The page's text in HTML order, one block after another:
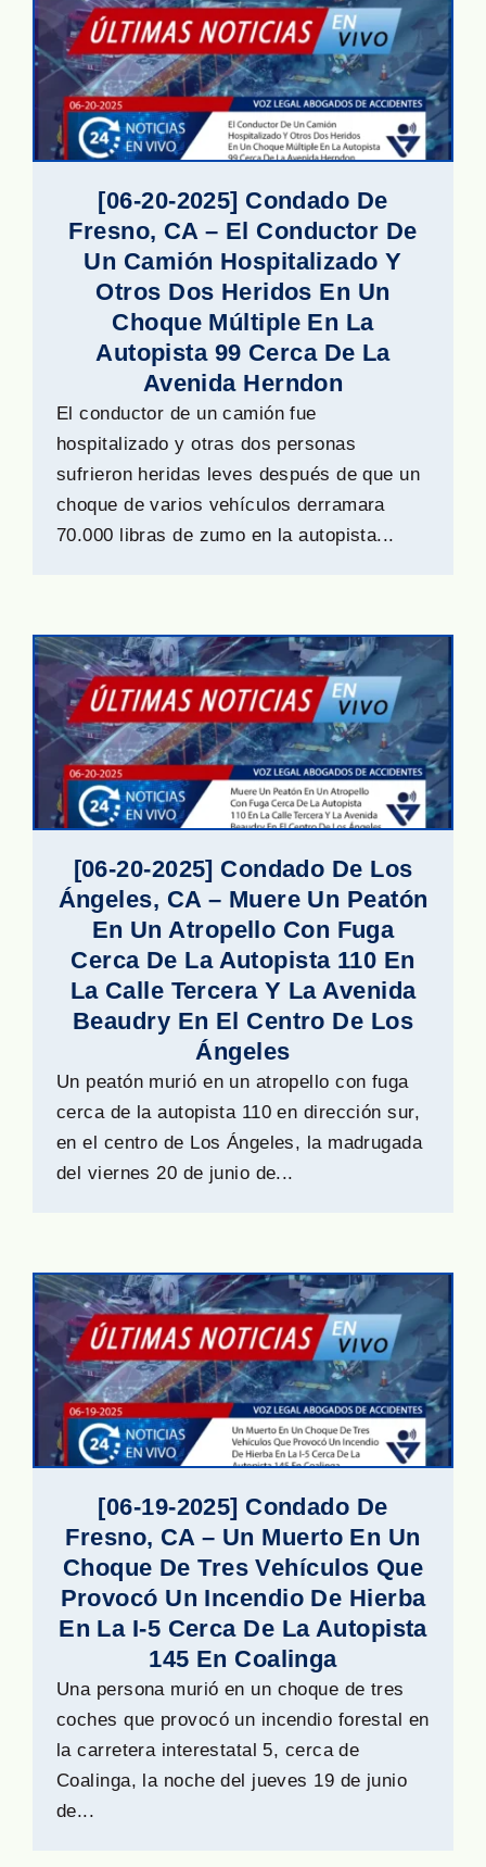
[06-20-2025] Condado De
Fresno, CA – El Conductor De
Un Camión Hospitalizado Y
Otros Dos Heridos En Un
Choque Múltiple En La
Autopista 99 Cerca De La
Avenida Herndon
El conductor de un camión fue
hospitalizado y otras dos personas
sufrieron heridas leves después de que un
choque de varios vehículos derramara
70.000 libras de zumo en la autopista...
[06-20-2025] Condado De Los
Ángeles, CA – Muere Un Peatón
En Un Atropello Con Fuga
Cerca De La Autopista 110 En
La Calle Tercera Y La Avenida
Beaudry En El Centro De Los
Ángeles
Un peatón murió en un atropello con fuga
cerca de la autopista 110 en dirección sur,
en el centro de Los Ángeles, la madrugada
del viernes 20 de junio de...
[06-19-2025] Condado De
Fresno, CA – Un Muerto En Un
Choque De Tres Vehículos Que
Provocó Un Incendio De Hierba
En La I-5 Cerca De La Autopista
145 En Coalinga
Una persona murió en un choque de tres
coches que provocó un incendio forestal en
la carretera interestatal 5, cerca de
Coalinga, la noche del jueves 19 de junio
de...